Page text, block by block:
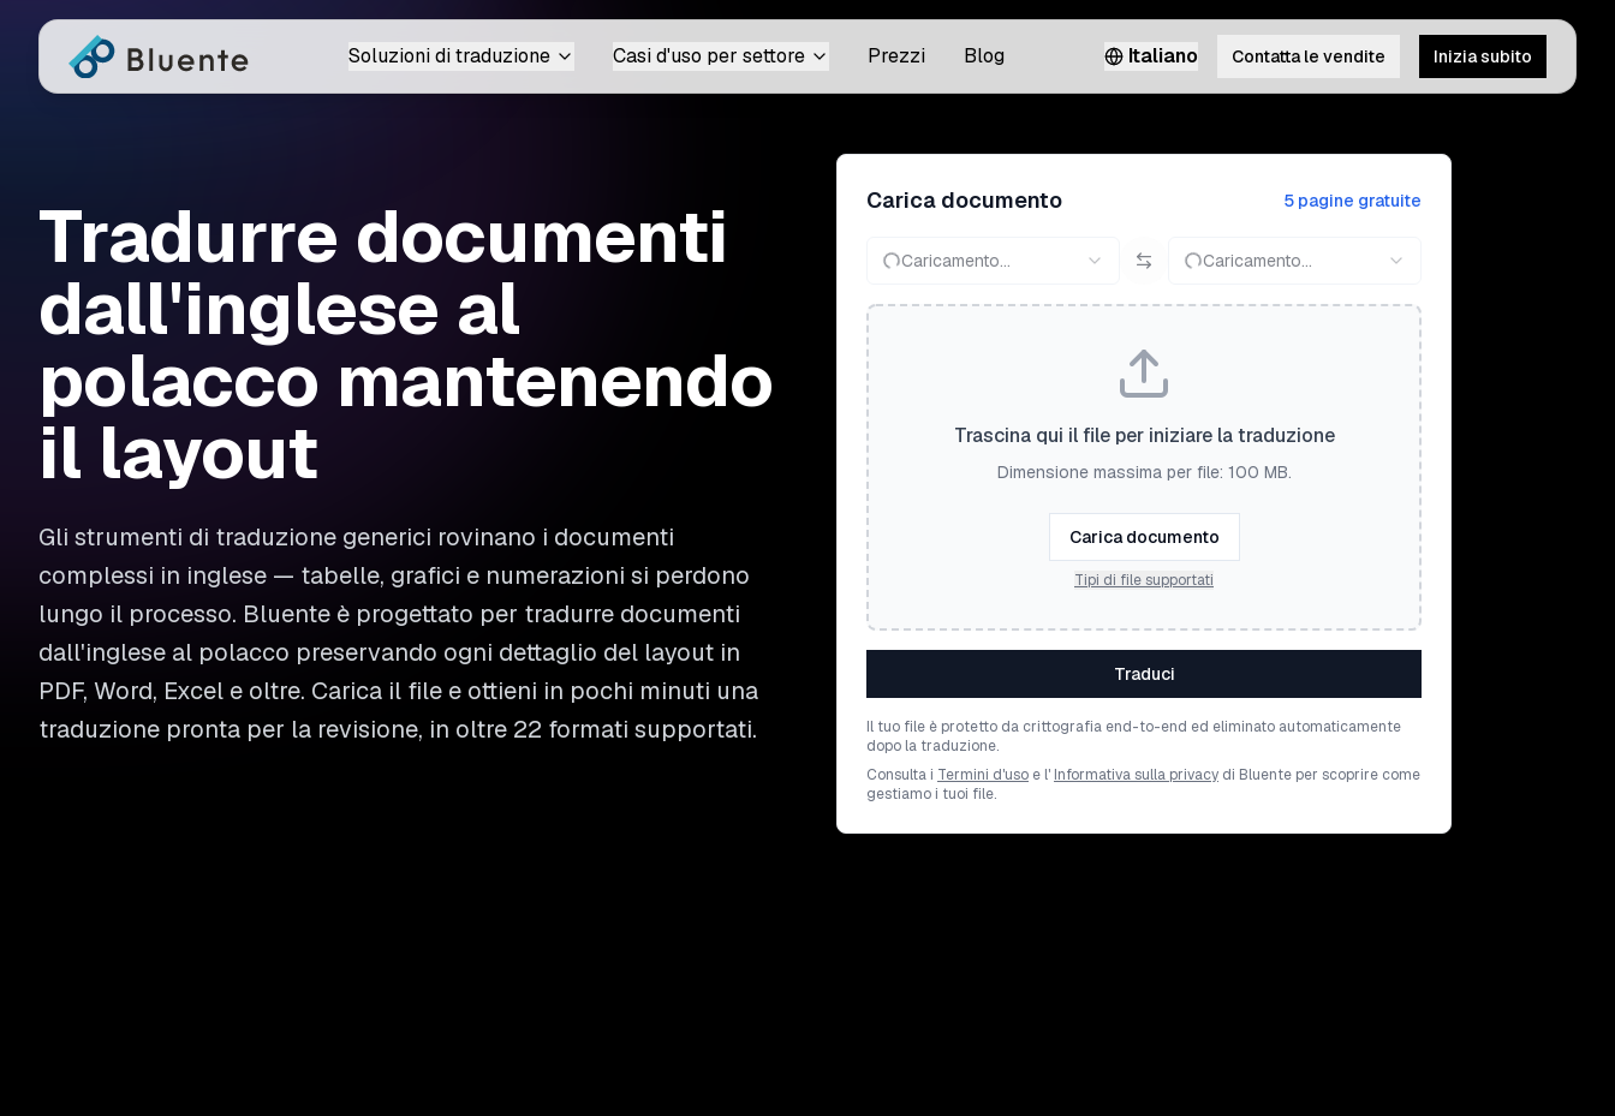
Soluzioni di traduzione Casi d'uso per settore Prezzi Blog Italiano Contatta le vendite Inizia subito
Tradurre documenti
dall'inglese al
polacco mantenendo
il layout
Gli strumenti di traduzione generici rovinano i documenti
complessi in inglese — tabelle, grafici e numerazioni si perdono
lungo il processo. Bluente è progettato per tradurre documenti
dall'inglese al polacco preservando ogni dettaglio del layout in
PDF, Word, Excel e oltre. Carica il file e ottieni in pochi minuti una
traduzione pronta per la revisione, in oltre 22 formati supportati.
Carica documento 5 pagine gratuite
Caricamento... Caricamento...
Trascina qui il file per iniziare la traduzione
Dimensione massima per file: 100 MB.
Carica documento
Tipi di file supportati
Traduci
Il tuo file è protetto da crittografia end-to-end ed eliminato automaticamente
dopo la traduzione.
Consulta i Termini d'uso e l' Informativa sulla privacy di Bluente per scoprire come
gestiamo i tuoi file.